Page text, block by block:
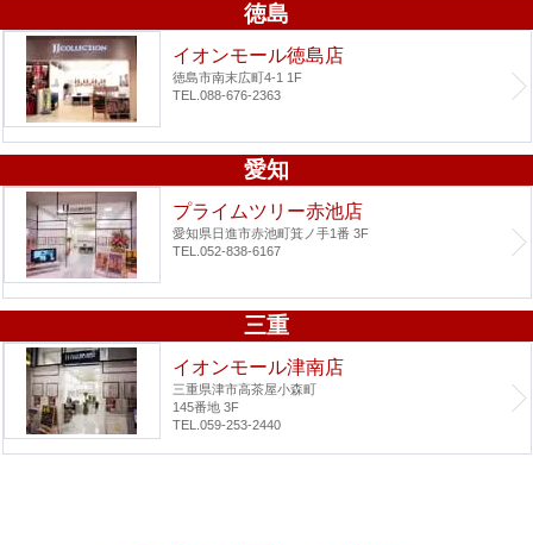
徳島
イオンモール徳島店
徳島市南末広町4-1 1F
TEL.088-676-2363
愛知
プライムツリー赤池店
愛知県日進市赤池町箕ノ手1番 3F
TEL.052-838-6167
三重
イオンモール津南店
三重県津市高茶屋小森町
145番地 3F
TEL.059-253-2440